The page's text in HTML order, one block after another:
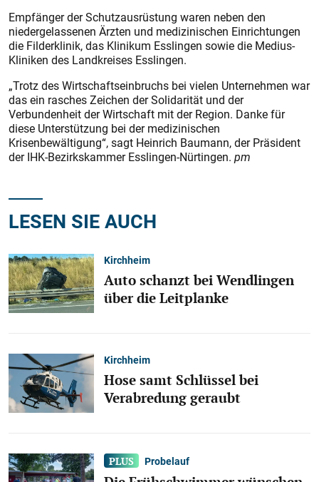
Empfänger der Schutzausrüs­tung waren neben den
niedergelassenen Ärzten und medizinischen Einrichtungen
die Filderklinik, das Klinikum Esslingen sowie die Medius-
Kliniken des Landkreises Esslingen.
„Trotz des Wirtschaftseinbruchs bei vielen Unternehmen war
das ein rasches Zeichen der Solidarität und der
Verbundenheit der Wirtschaft mit der Region. Danke für
diese Unterstützung bei der medizinischen
Krisenbewältigung“, sagt Heinrich Baumann, der Präsident
der IHK-Bezirkskammer Esslingen-Nürtingen. pm
LESEN SIE AUCH
Kirchheim
Auto schanzt bei Wendlingen
über die Leitplanke
Kirchheim
Hose samt Schlüssel bei
Verabredung geraubt
Probelauf